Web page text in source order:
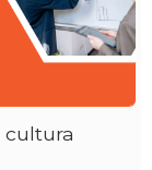
cultura